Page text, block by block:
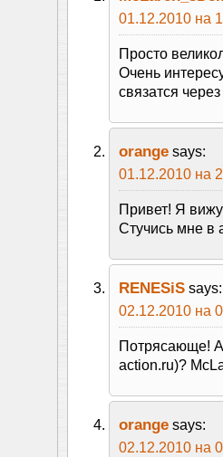
01.12.2010 на
Просто
Очень
связатся
orange says:
01.12.2010 на
Привет! Я
Стучись мне в
RENESiS says:
02.12.2010 на
Потрясающе!
action.ru)?
orange says:
02.12.2010 на